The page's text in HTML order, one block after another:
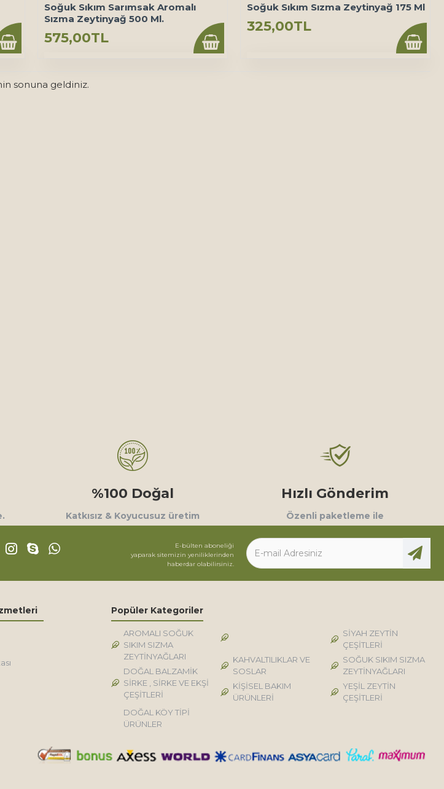
Soğuk Sıkım Sarımsak Aromalı
Sızma Zeytinyağ 500 Ml.
575,00TL
Soğuk Sıkım Sızma Zeytinyağ 175 Ml
325,00TL
sonuna geldiniz.
%100 Doğal
Katkısız & Koyucusuz üretim
Hızlı Gönderim
Özenli paketleme ile
E-bülten aboneliği
yaparak sitemizin yeniliklerinden
haberdar olabilirsiniz.
Popüler Kategoriler
AROMALI SOĞUK
SIKIM SIZMA
ZEYTİNYAĞLARI
DOĞAL BALZAMİK
SİRKE , SİRKE VE EKŞİ
ÇEŞİTLERİ
KAHVALTILIKLAR VE
SOSLAR
KİŞİSEL BAKIM
ÜRÜNLERİ
SİYAH ZEYTİN
ÇEŞİTLERİ
SOĞUK SIKIM SIZMA
ZEYTİNYAĞLARI
YEŞİL ZEYTİN
ÇEŞİTLERİ